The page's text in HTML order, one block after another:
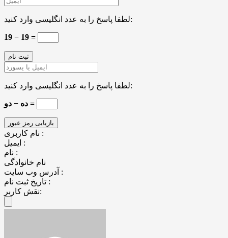
لطفا پاسخ را به عدد انگلیسی وارد کنید:
19 − 19 =
لطفا پاسخ را به عدد انگلیسی وارد کنید:
ده − دو =
نام کاربری :
ایمیل :
نام :
نام خانوادگی
آدرس وب سایت :
تاریخ ثبت نام :
نقش کاربر: